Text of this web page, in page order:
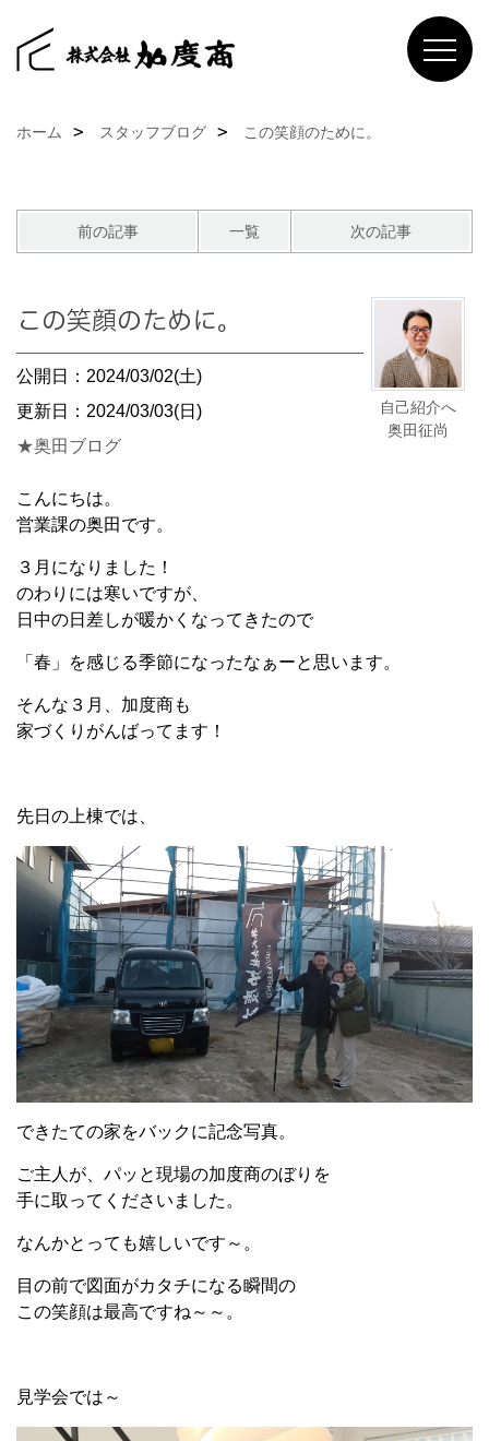
ホーム スタッフブログ この笑顔のために。
前の記事 一覧 次の記事
自己紹介へ
奥田征尚
この笑顔のために。
公開日：2024/03/02(土)
更新日：2024/03/03(日)
★奥田ブログ
こんにちは。
営業課の奥田です。
３月になりました！
のわりには寒いですが、
日中の日差しが暖かくなってきたので
「春」を感じる季節になったなぁーと思います。
そんな３月、加度商も
家づくりがんばってます！
先日の上棟では、
できたての家をバックに記念写真。
ご主人が、パッと現場の加度商のぼりを
手に取ってくださいました。
なんかとっても嬉しいです～。
目の前で図面がカタチになる瞬間の
この笑顔は最高ですね～～。
見学会では～